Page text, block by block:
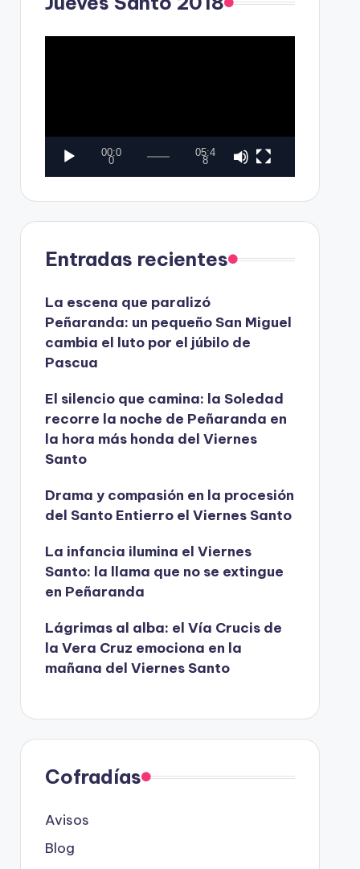
d
o
o
d
e
v
í
d
e
o
00:0
0
05:4
8
Entradas recientes
La escena que paralizó
Peñaranda: un pequeño San Miguel
cambia el luto por el júbilo de
Pascua
El silencio que camina: la Soledad
recorre la noche de Peñaranda en
la hora más honda del Viernes
Santo
Drama y compasión en la procesión
del Santo Entierro el Viernes Santo
La infancia ilumina el Viernes
Santo: la llama que no se extingue
en Peñaranda
Lágrimas al alba: el Vía Crucis de
la Vera Cruz emociona en la
mañana del Viernes Santo
Cofradías
Avisos
Blog